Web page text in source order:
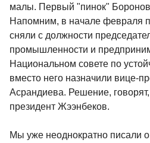
малы. Первый "пинок"
Напомним, в начале февраля
сняли с должности
промышленности и
Национальном совете по
вместо него назначили вице-
Асрандиева. Решение,
президент Жээнбеков.
Мы уже неоднократно писали